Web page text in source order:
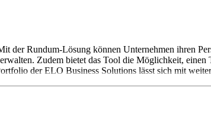
der Rundum-Lösung können Unternehmen ihren
Zudem bietet das Tool die Möglichkeit,
der ELO Business Solutions lässt sich mit